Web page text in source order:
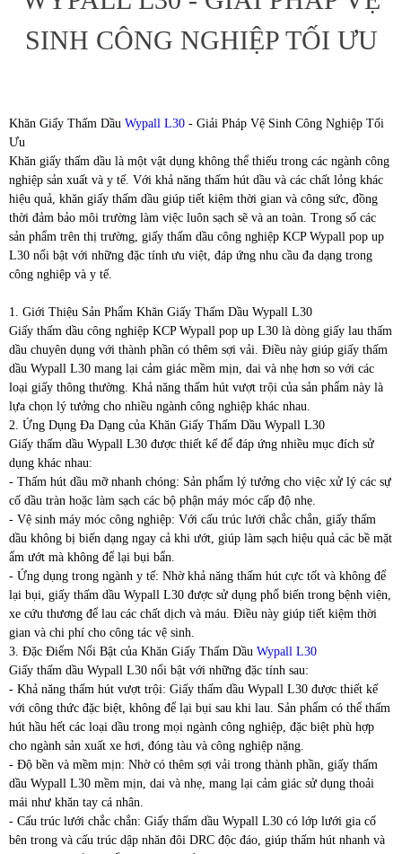
SINH CÔNG NGHIỆP TỐI ƯU
Khăn Giấy Thấm Dầu Wypall L30 - Giải Pháp Vệ Sinh Công Nghiệp Tối
Ưu
Khăn giấy thấm dầu là một vật dụng không thể thiếu trong các ngành công
nghiệp sản xuất và y tế. Với khả năng thấm hút dầu và các chất lỏng khác
hiệu quả, khăn giấy thấm dầu giúp tiết kiệm thời gian và công sức, đồng
thời đảm bảo môi trường làm việc luôn sạch sẽ và an toàn. Trong số các
sản phẩm trên thị trường, giấy thấm dầu công nghiệp KCP Wypall pop up
L30 nổi bật với những đặc tính ưu việt, đáp ứng nhu cầu đa dạng trong
công nghiệp và y tế.
1. Giới Thiệu Sản Phẩm Khăn Giấy Thấm Dầu Wypall L30
Giấy thấm dầu công nghiệp KCP Wypall pop up L30 là dòng giấy lau thấm
dầu chuyên dụng với thành phần có thêm sợi vải. Điều này giúp giấy thấm
dầu Wypall L30 mang lại cảm giác mềm mịn, dai và nhẹ hơn so với các
loại giấy thông thường. Khả năng thấm hút vượt trội của sản phẩm này là
lựa chọn lý tưởng cho nhiều ngành công nghiệp khác nhau.
2. Ứng Dụng Đa Dạng của Khăn Giấy Thấm Dầu Wypall L30
Giấy thấm dầu Wypall L30 được thiết kế để đáp ứng nhiều mục đích sử
dụng khác nhau:
- Thấm hút dầu mỡ nhanh chóng: Sản phẩm lý tưởng cho việc xử lý các sự
cố dầu tràn hoặc làm sạch các bộ phận máy móc cấp độ nhẹ.
- Vệ sinh máy móc công nghiệp: Với cấu trúc lưới chắc chắn, giấy thấm
dầu không bị biến dạng ngay cả khi ướt, giúp làm sạch hiệu quả các bề mặt
ẩm ướt mà không để lại bụi bẩn.
- Ứng dụng trong ngành y tế: Nhờ khả năng thấm hút cực tốt và không để
lại bụi, giấy thấm dầu Wypall L30 được sử dụng phổ biến trong bệnh viện,
xe cứu thương để lau các chất dịch và máu. Điều này giúp tiết kiệm thời
gian và chi phí cho công tác vệ sinh.
3. Đặc Điểm Nổi Bật của Khăn Giấy Thấm Dầu Wypall L30
Giấy thấm dầu Wypall L30 nổi bật với những đặc tính sau:
- Khả năng thấm hút vượt trội: Giấy thấm dầu Wypall L30 được thiết kế
với công thức đặc biệt, không để lại bụi sau khi lau. Sản phẩm có thể thấm
hút hầu hết các loại dầu trong mọi ngành công nghiệp, đặc biệt phù hợp
cho ngành sản xuất xe hơi, đóng tàu và công nghiệp nặng.
- Độ bền và mềm mịn: Nhờ có thêm sợi vải trong thành phần, giấy thấm
dầu Wypall L30 mềm mịn, dai và nhẹ, mang lại cảm giác sử dụng thoải
mái như khăn tay cá nhân.
- Cấu trúc lưới chắc chắn: Giấy thấm dầu Wypall L30 có lớp lưới gia cố
bên trong và cấu trúc dập nhăn đôi DRC độc đáo, giúp thấm hút nhanh và